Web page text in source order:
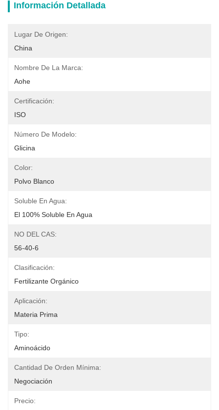
Información Detallada
Lugar De Origen:
China
Nombre De La Marca:
Aohe
Certificación:
ISO
Número De Modelo:
Glicina
Color:
Polvo Blanco
Soluble En Agua:
El 100% Soluble En Agua
NO DEL CAS:
56-40-6
Clasificación:
Fertilizante Orgánico
Aplicación:
Materia Prima
Tipo:
Aminoácido
Cantidad De Orden Mínima:
Negociación
Precio: